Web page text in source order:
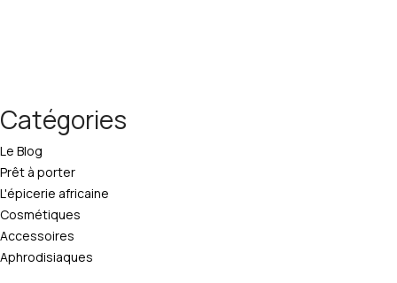
Catégories
Le Blog
Prêt à porter
L'épicerie africaine
Cosmétiques
Accessoires
Aphrodisiaques